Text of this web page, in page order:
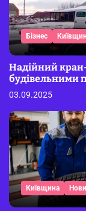
Бізнес
Надійний
будівельними
03.09.2025
Київщина